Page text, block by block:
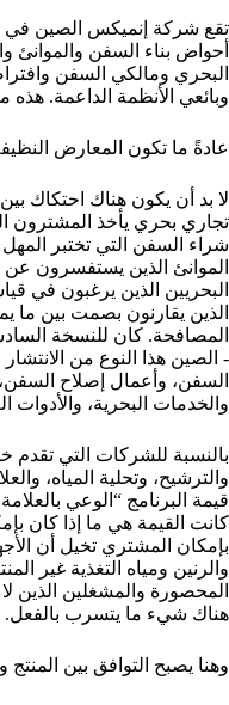
تقع شركة إنميكس الصين
أحواض بناء السفن
البحري ومالكي السفن
وبائعي الأنظمة الداعمة.
عادةً ما تكون المعارض
لا بد أن يكون هناك احتكاك
تجاري بحري يأخذ المشترون
شراء السفن التي تختبر
الموانئ الذين يستفسرون عن
البحريين الذين يرغبون في
الذين يقارنون بصمت بين ما
المصافحة. كان للنسخة
- الصين هذا النوع من الانتشار
السفن، وأعمال إصلاح السفن،
والخدمات البحرية، والأدوات
بالنسبة للشركات التي تقدم
والترشيح، وتحلية المياه،
قيمة البرنامج “الوعي بالعلامة
كانت القيمة هي ما إذا كان
بإمكان المشتري تخيل أن
والرنين ومياه التغذية غير
المحصورة والمشغلين الذين لا
هناك شيء ما يتسرب بالفعل.
وهنا يصبح التوافق بين المنتج